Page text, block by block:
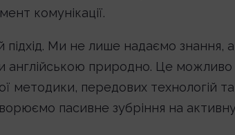
комунікації.
підхід. Ми не лише надаємо знання,
англійською природно. Це можливо
методики, передових технологій та
пасивне зубріння на